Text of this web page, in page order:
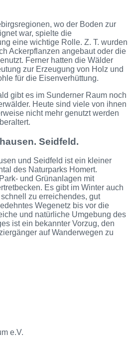
wo der Boden zur
war, spielte die
eine wichtige Rolle. Z. T. wurden
Ackerpflanzen angebaut oder die
Ferner hatten die Wälder
zur Erzeugung von Holz und
für die Eisenverhüttung.
gibt es im Sunderner Raum noch
Heute sind viele von ihnen
nicht mehr genutzt werden
Seidfeld.
und Seidfeld ist ein kleiner
des Naturparks Homert.
und Grünanlagen mit
Es gibt im Winter auch
zu erreichendes, gut
Wegenetz bis vor die
und natürliche Umgebung des
ist ein bekannter Vorzug, den
auf Wanderwegen zu
e.V.